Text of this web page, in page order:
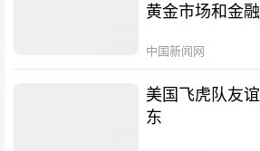
黄金市场和金
中国新闻网
美国飞虎队友
东